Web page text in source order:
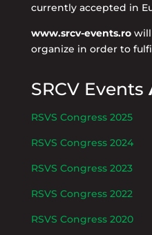
currently accepted in
www.srcv-events.rowill
organize in order to
SRCV Events
RSVS Congress 2025
RSVS Congress 2024
RSVS Congress 2023
RSVS Congress 2022
RSVS Congress 2020